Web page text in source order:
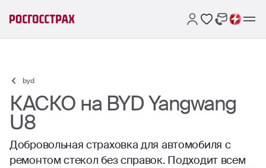
byd
КАСКО на BYD Yangwang
U8
Добровольная страховка для автомобиля с
ремонтом стекол без справок. Подходит всем